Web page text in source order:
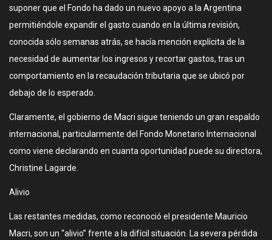
suponer que el Fondo ha dado un nuevo apoyo a la Argentina
permitiéndole expandir el gasto cuando en la última revisión,
conocida sólo semanas atrás, se hacía mención explícita de la
necesidad de aumentar los ingresos y recortar gastos, tras un
comportamiento en la recaudación tributaria que se ubicó por
debajo de lo esperado.
Claramente, el gobierno de Macri sigue teniendo un gran respaldo
internacional, particularmente del Fondo Monetario Internacional
como viene declarando en cuanta oportunidad puede su directora,
Christine Lagarde.
Alivio
Las restantes medidas, como reconoció el presidente Mauricio
Macri, son un “alivio” frente a la difícil situación. La severa pérdida